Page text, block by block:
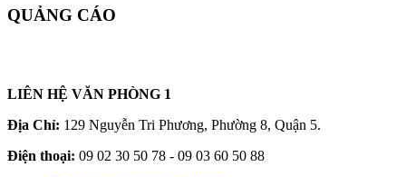
QUẢNG CÁO
LIÊN HỆ VĂN PHÒNG 1
Địa Chỉ: 129 Nguyễn Tri Phương, Phường 8, Quận 5.
Điện thoại: 09 02 30 50 78 - 09 03 60 50 88